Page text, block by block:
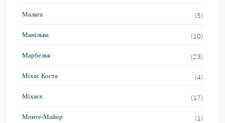
Малага (5)
Манільва (10)
Марбелья (23)
Міхас Коста (4)
Міхасе. (17)
Монте-Майор (1)